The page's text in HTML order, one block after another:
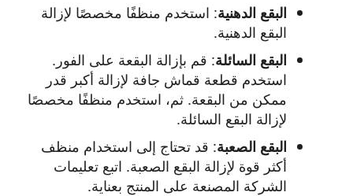
البقع الدهنية: استخدم منظفًا مخصصًا لإزالة
البقع الدهنية.
البقع السائلة: قم بإزالة البقعة على الفور.
استخدم قطعة قماش جافة لإزالة أكبر قدر
ممكن من البقعة. ثم، استخدم منظفًا مخصصًا
لإزالة البقع السائلة.
البقع الصعبة: قد تحتاج إلى استخدام منظف
أكثر قوة لإزالة البقع الصعبة. اتبع تعليمات
الشركة المصنعة على المنتج بعناية.